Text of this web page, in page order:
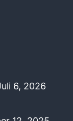
6, 2026